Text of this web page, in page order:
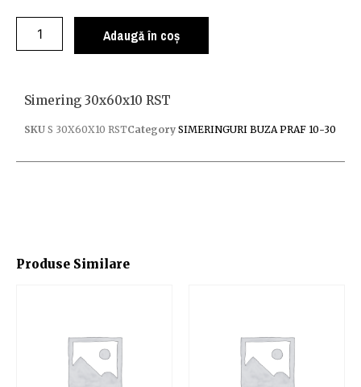
Adaugă în coș
Produse Similare
Simering 30x60x10 RST
SKU S 30X60X10 RSTCategory SIMERINGURI BUZA PRAF 10-30